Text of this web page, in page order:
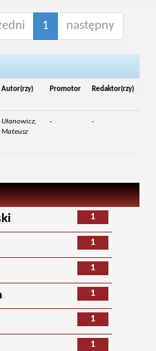
1 następny
Autor(rzy) Promotor Redaktor(rzy)
Ułanowicz,
Mateusz
- -
1
1
1
1
1
1